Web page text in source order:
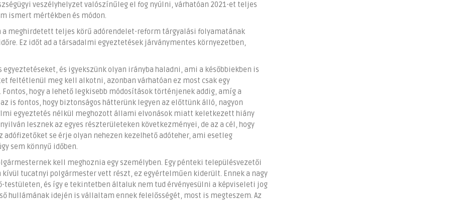
veszélyhelyzet valószínűleg el fog nyúlni, várhatóan 2021-et teljes
ismert mértékben és módon.
meghirdetett teljes körű adórendelet-reform tárgyalási folyamatának
Ez időt ad a társadalmi egyeztetések járványmentes környezetben,
és igyekszünk olyan irányba haladni, ami a későbbiekben is
feltétlenül meg kell alkotni, azonban várhatóan ez most csak egy
hogy a lehető legkisebb módosítások történjenek addig, amíg a
is fontos, hogy biztonságos hátterünk legyen az előttünk álló, nagyon
egyeztetés nélkül meghozott állami elvonások miatt keletkezett hiány
lesznek az egyes részterületeken következményei, de az a cél, hogy
se érje olyan nehezen kezelhető adóteher, ami esetleg
sem könnyű időben.
kell meghoznia egy személyben. Egy pénteki településvezetői
tucatnyi polgármester vett részt, ez egyértelműen kiderült. Ennek a nagy
testületen, és így e tekintetben általuk nem tud érvényesülni a képviseleti jog
hullámának idején is vállaltam ennek felelősségét, most is megteszem. Az